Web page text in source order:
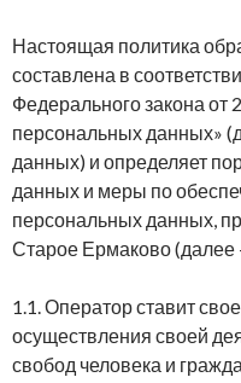
Настоящая политика
составлена в
Федерального закона
персональных данных»
данных) и определяет
данных и меры по
персональных данных,
Старое Ермаково (далее
1.1. Оператор ставит
осуществления своей
свобод человека и